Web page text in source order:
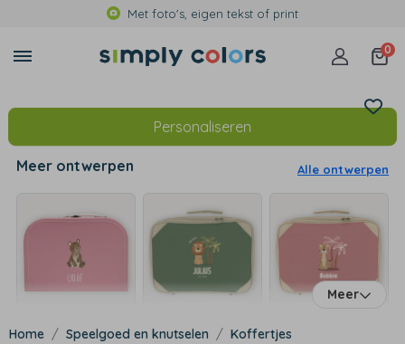
Met foto's, eigen tekst of print
0
Personaliseren
Meer ontwerpen Alle ontwerpen
Meer
Speelgoed en knutselen Koffertjes